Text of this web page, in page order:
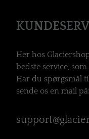
Her hos
bedste service,
Har du spørgsmål
sende os en mail på: